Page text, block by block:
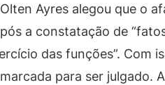
Ayres alegou que o
a constatação de
das funções”. Com
para ser julgado.